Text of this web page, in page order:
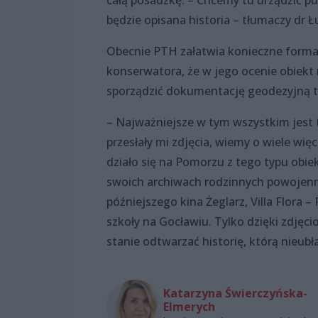
będzie opisana historia – tłumaczy dr
Obecnie PTH załatwia konieczne
konserwatora, że w jego ocenie
sporządzić dokumentację geodezyjną
– Najważniejsze w tym wszystkim jest
przesłały mi zdjęcia, wiemy o wiele
działo się na Pomorzu z tego typu
swoich archiwach rodzinnych
późniejszego kina Żeglarz, Villa Flora
szkoły na Gocławiu. Tylko dzięki
stanie odtwarzać historię, którą
Katarzyna Świerczyńska-
Elmerych